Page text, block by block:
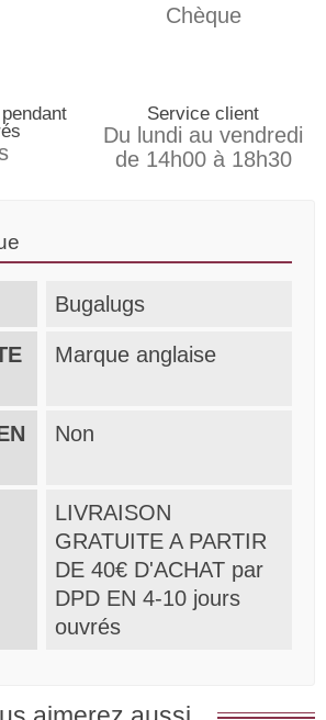
Chèque
Service client
Du lundi au vendredi
de 14h00 à 18h30
Bugalugs
Marque anglaise
Non
LIVRAISON
GRATUITE A PARTIR
DE 40€ D'ACHAT par
DPD EN 4-10 jours
ouvrés